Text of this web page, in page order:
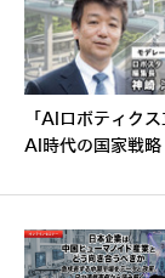
「AIロボティク
AI時代の国家戦略